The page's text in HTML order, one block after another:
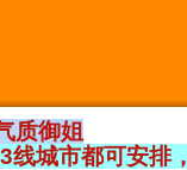
质御姐
城市都可安排，